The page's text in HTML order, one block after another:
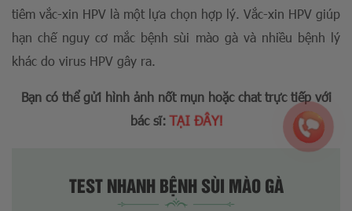
tiêm vắc-xin HPV là một lựa chọn hợp lý. Vắc-xin HPV giúp
hạn chế nguy cơ mắc bệnh sùi mào gà và nhiều bệnh lý
khác do virus HPV gây ra.
Bạn có thể gửi hình ảnh nốt mụn hoặc chat trực tiếp với
bác sĩ:TẠI ĐÂY!
TEST NHANH BỆNH SÙI MÀO GÀ